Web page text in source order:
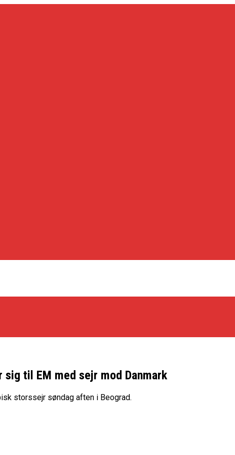
Rabbits
til EM med sejr mod Danmark
storssejr søndag aften i Beograd.